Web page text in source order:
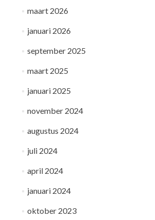
maart 2026
januari 2026
september 2025
maart 2025
januari 2025
november 2024
augustus 2024
juli 2024
april 2024
januari 2024
oktober 2023